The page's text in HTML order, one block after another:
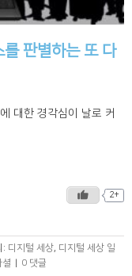
판별하는 또 다
대한 경각심이 날로 커
2+
: 디지털 세상, 디지털 세상 일
셜
0 댓글